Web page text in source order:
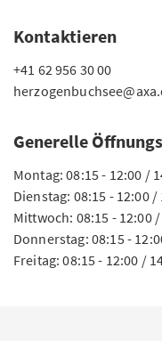
Kontaktieren
+41 62 956 30 00
Generelle
Montag: 08:15 - 12:00 /
Dienstag: 08:15 - 12:00 /
Mittwoch: 08:15 - 12:00
Donnerstag: 08:15 -
Freitag: 08:15 - 12:00 /